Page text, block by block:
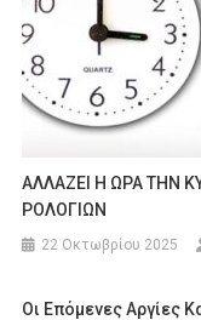
ΑΛΛΑΖΕΙ Η ΩΡΑ ΤΗΝ
ΡΟΛΟΓΙΩΝ
22 Οκτωβρίου 2025
Οι Επόμενες Αργίες